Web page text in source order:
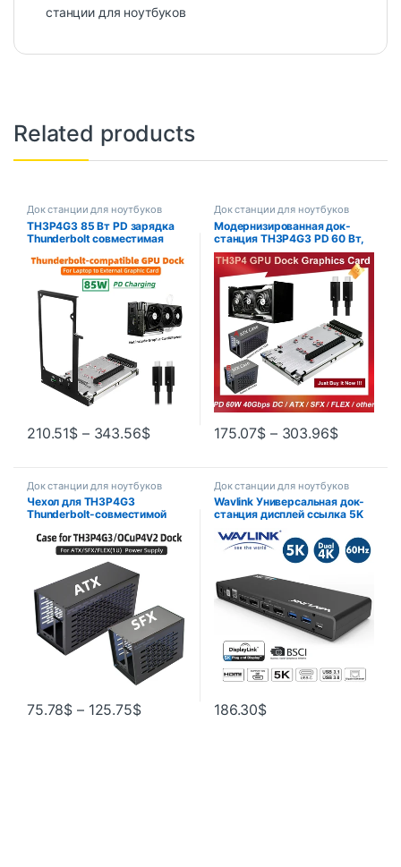
станции для ноутбуков
Related products
Док станции для ноутбуков
TH3P4G3 85 Вт PD зарядка
Thunderbolt совместимая
внешней графической карте
40 Гбит/с для Macbook
Windows
210.51$ – 343.56$
Док станции для ноутбуков
Модернизированная док-
станция TH3P4G3 PD 60 Вт,
85 Вт, док-станция для
видеокарты, внешняя
графика, совместимый с
Thunderbolt, 40 Гбит/с,
источник питания
постоянного тока/ATX
175.07$ – 303.96$
Док станции для ноутбуков
Чехол для TH3P4G3
Thunderbolt-совместимой
графического процессора и
док-станции OCuP4V2 для
блока питания ATX SFX FlEX
75.78$ – 125.75$
Док станции для ноутбуков
Wavlink Универсальная док-
станция дисплей ссылка 5K
USB-C двойной дисплей USB
3,0 ВИДЕО гигабитный
Ethernet HDMIport для
Windows Mac OS
186.30$